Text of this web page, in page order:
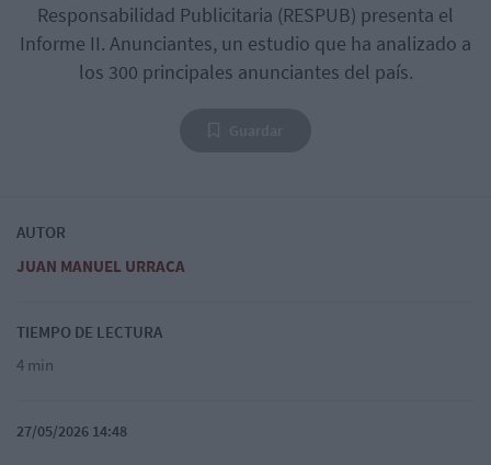
Responsabilidad Publicitaria (RESPUB) presenta el
Informe II. Anunciantes, un estudio que ha analizado a
los 300 principales anunciantes del país.
AUTOR
JUAN MANUEL URRACA
TIEMPO DE LECTURA
4 min
27/05/2026 14:48